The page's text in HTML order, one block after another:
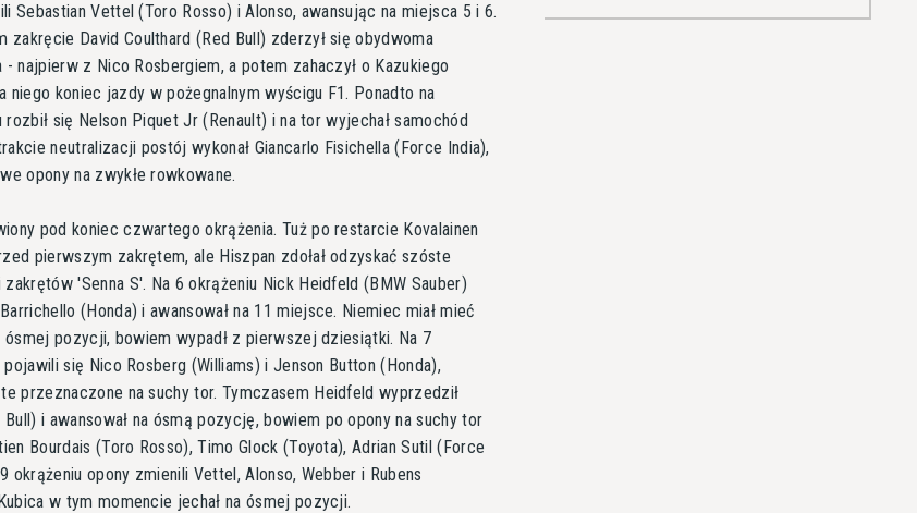
Sebastian Vettel (Toro Rosso) i Alonso, awansując na miejsca 5 i 6.
zakręcie David Coulthard (Red Bull) zderzył się obydwoma
- najpierw z Nico Rosbergiem, a potem zahaczył o Kazukiego
niego koniec jazdy w pożegnalnym wyścigu F1. Ponadto na
się Nelson Piquet Jr (Renault) i na tor wyjechał samochód
neutralizacji postój wykonał Giancarlo Fisichella (Force India),
opony na zwykłe rowkowane.
pod koniec czwartego okrążenia. Tuż po restarcie Kovalainen
pierwszym zakrętem, ale Hiszpan zdołał odzyskać szóste
'Senna S'. Na 6 okrążeniu Nick Heidfeld (BMW Sauber)
(Honda) i awansował na 11 miejsce. Niemiec miał mieć
pozycji, bowiem wypadł z pierwszej dziesiątki. Na 7
się Nico Rosberg (Williams) i Jenson Button (Honda),
przeznaczone na suchy tor. Tymczasem Heidfeld wyprzedził
Bull) i awansował na ósmą pozycję, bowiem po opony na suchy tor
Bourdais (Toro Rosso), Timo Glock (Toyota), Adrian Sutil (Force
okrążeniu opony zmienili Vettel, Alonso, Webber i Rubens
w tym momencie jechał na ósmej pozycji.